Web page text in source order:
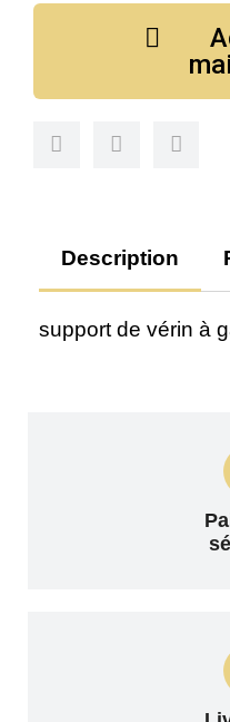
Description
support de vérin à